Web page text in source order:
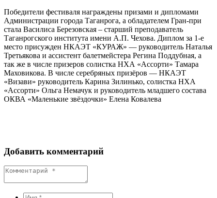
Победители фестиваля награждены призами и дипломами
Администрации города Таганрога, а обладателем Гран-при
стала Василиса Березовская – старший преподаватель
Таганрогского института имени А.П. Чехова. Диплом за 1-е
место присужден НКАЭТ «КУРАЖ» — руководитель Наталья
Третьякова и ассистент балетмейстера Регина Поддубная, а
так же в числе призеров солистка НХА «Ассорти» Тамара
Маховикова. В числе серебряных призёров — НКАЭТ
«Визави» руководитель Карина Зилинько, солистка НХА
«Ассорти» Ольга Немачук и руководитель младшего состава
ОКВА «Маленькие звёздочки» Елена Ковалева
Добавить комментарий